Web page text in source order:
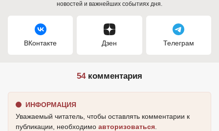
новостей и важнейших событиях дня.
ВКонтакте Дзен Телеграм
54комментария
ИНФОРМАЦИЯ
Уважаемый читатель, чтобы оставлять комментарии к
публикации, необходимо авторизоваться